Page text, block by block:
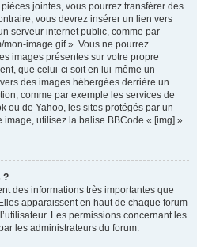
jointes, vous pourrez transférer des
vous devrez insérer un lien vers
serveur internet public, comme par
image.gif ». Vous ne pourrez
images présentes sur votre propre
que celui-ci soit en lui-même un
des images hébergées derrière un
comme par exemple les services de
ou de Yahoo, les sites protégés par un
image, utilisez la balise BBCode « [img] ».
?
des informations très importantes que
apparaissent en haut de chaque forum
Les permissions concernant les
les administrateurs du forum.